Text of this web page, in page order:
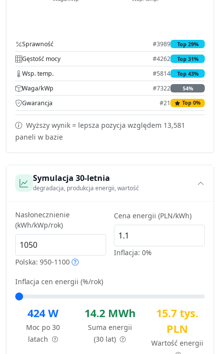
Sprawność #3989 Top 29%
Gęstość mocy #4262 Top 31%
Wsp. temp. #5814 Top 43%
Waga/kWp #7322 54%
Gwarancja #21 Top 0%
Wyższy wynik = lepsza pozycja względem 13,581
paneli w bazie
Symulacja 30-letnia
degradacja, produkcja energii, wartość
Nasłonecznienie
(kWh/kWp/rok)
Polska: 950-1100
Cena energii (PLN/kWh)
Inflacja: 0%
Inflacja cen energii (%/rok)
424 W
Moc po 30
latach
14.2 MWh
Suma energii
(30 lat)
15.7 tys.
PLN
Wartość energii